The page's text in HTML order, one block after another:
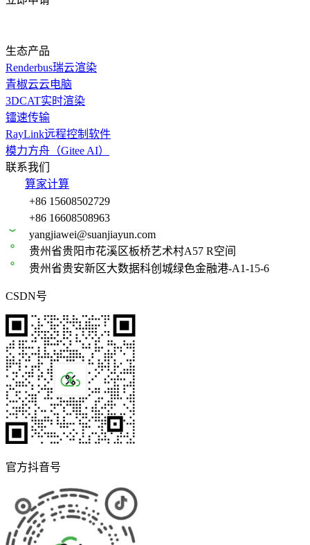
生态产品
Renderbus瑞云渲染
青椒云云电脑
3DCAT实时渲染
镭速传输
RayLink远程控制软件
模力方舟（Gitee AI）
联系我们
算家计算
+86 15608502729
+86 16608508963
yangjiawei@suanjiayun.com
贵州省贵阳市花溪区板桥艺术村A57 R空间
贵州省贵安新区大数据科创城绿色金融港-A1-15-6
CSDN号
官方抖音号